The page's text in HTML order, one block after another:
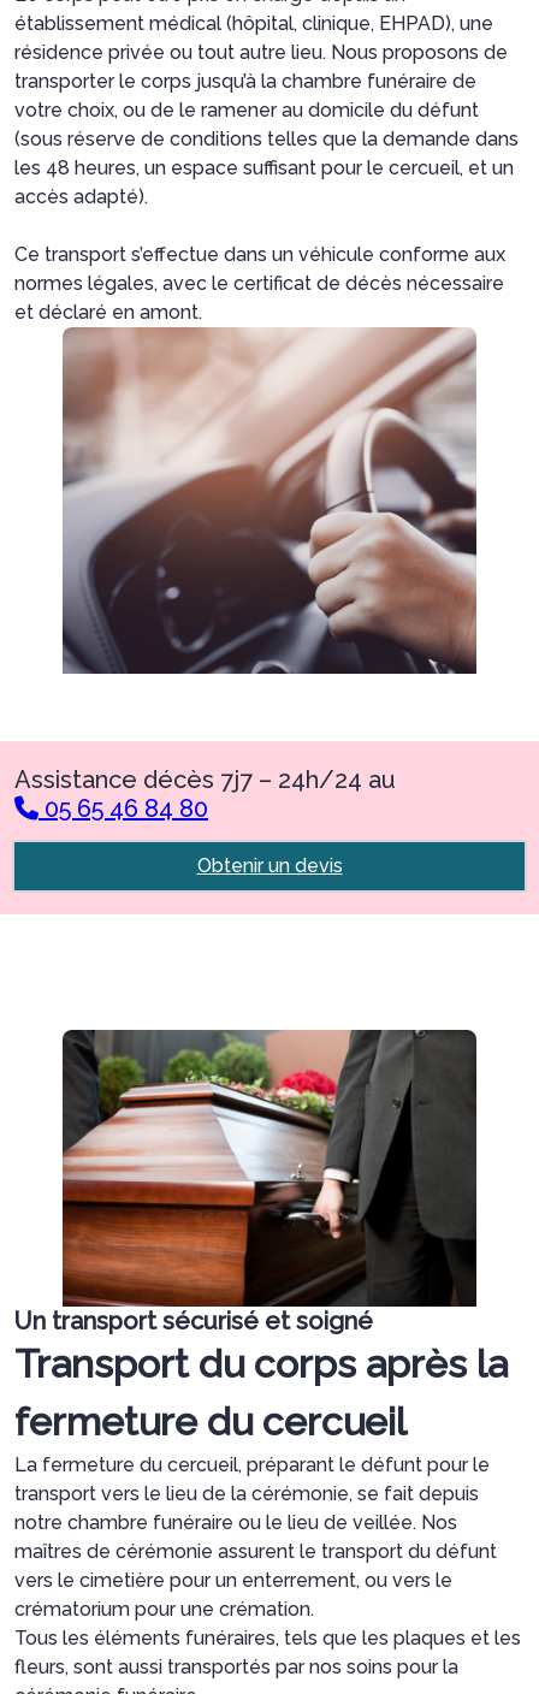
établissement médical (hôpital, clinique, EHPAD), une
résidence privée ou tout autre lieu. Nous proposons de
transporter le corps jusqu’à la chambre funéraire de
votre choix, ou de le ramener au domicile du défunt
(sous réserve de conditions telles que la demande dans
les 48 heures, un espace suffisant pour le cercueil, et un
accès adapté).
Ce transport s’effectue dans un véhicule conforme aux
normes légales, avec le certificat de décès nécessaire
et déclaré en amont.
Assistance décès 7j7 – 24h/24 au
05 65 46 84 80
Obtenir un devis
Un transport sécurisé et soigné
Transport du corps après la
fermeture du cercueil
La fermeture du cercueil, préparant le défunt pour le
transport vers le lieu de la cérémonie, se fait depuis
notre chambre funéraire ou le lieu de veillée. Nos
maîtres de cérémonie assurent le transport du défunt
vers le cimetière pour un enterrement, ou vers le
crématorium pour une crémation.
Tous les éléments funéraires, tels que les plaques et les
fleurs, sont aussi transportés par nos soins pour la